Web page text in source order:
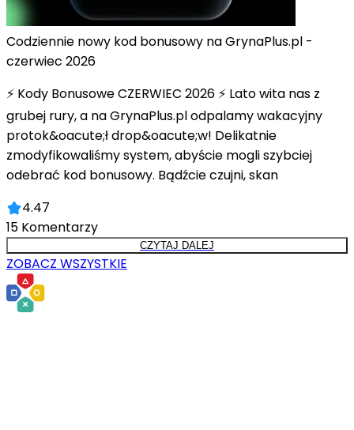
Codziennie nowy kod bonusowy na GrynaPlus.pl -
czerwiec 2026
⚡ Kody Bonusowe CZERWIEC 2026 ⚡ Lato wita nas z
grubej rury, a na GrynaPlus.pl odpalamy wakacyjny
protok&oacute;ł drop&oacute;w! Delikatnie
zmodyfikowaliśmy system, abyście mogli szybciej
odebrać kod bonusowy. Bądźcie czujni, skan
4.47
15 Komentarzy
CZYTAJ DALEJ
ZOBACZ WSZYSTKIE